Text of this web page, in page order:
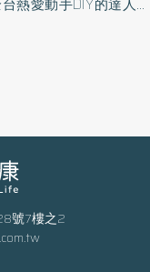
，都將會成為父母、
家庭、校園、暨家長心
可注意情緒警訊與專
影音觀
熱愛動手DIY的達人，
都是由設計師的親手創
除了展覽之外，民眾
市集也有機器人格鬥賽
號7樓之2